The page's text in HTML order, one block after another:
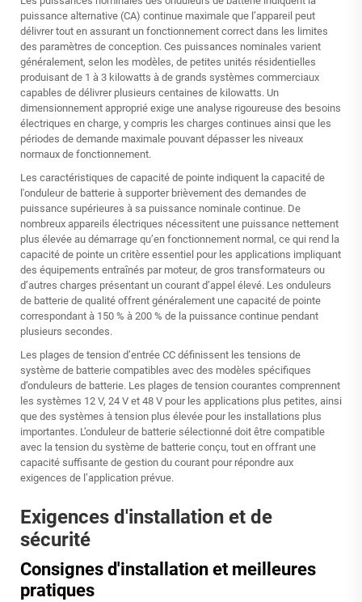
puissance alternative (CA) continue maximale que l’appareil peut
délivrer tout en assurant un fonctionnement correct dans les limites
des paramètres de conception. Ces puissances nominales varient
généralement, selon les modèles, de petites unités résidentielles
produisant de 1 à 3 kilowatts à de grands systèmes commerciaux
capables de délivrer plusieurs centaines de kilowatts. Un
dimensionnement approprié exige une analyse rigoureuse des besoins
électriques en charge, y compris les charges continues ainsi que les
périodes de demande maximale pouvant dépasser les niveaux
normaux de fonctionnement.
Les caractéristiques de capacité de pointe indiquent la capacité de
l'onduleur de batterie à supporter brièvement des demandes de
puissance supérieures à sa puissance nominale continue. De
nombreux appareils électriques nécessitent une puissance nettement
plus élevée au démarrage qu’en fonctionnement normal, ce qui rend la
capacité de pointe un critère essentiel pour les applications impliquant
des équipements entraînés par moteur, de gros transformateurs ou
d’autres charges présentant un courant d’appel élevé. Les onduleurs
de batterie de qualité offrent généralement une capacité de pointe
correspondant à 150 % à 200 % de la puissance continue pendant
plusieurs secondes.
Les plages de tension d’entrée CC définissent les tensions de
système de batterie compatibles avec des modèles spécifiques
d’onduleurs de batterie. Les plages de tension courantes comprennent
les systèmes 12 V, 24 V et 48 V pour les applications plus petites, ainsi
que des systèmes à tension plus élevée pour les installations plus
importantes. L’onduleur de batterie sélectionné doit être compatible
avec la tension du système de batterie conçu, tout en offrant une
capacité suffisante de gestion du courant pour répondre aux
exigences de l’application prévue.
Exigences d'installation et de
sécurité
Consignes d'installation et meilleures
pratiques